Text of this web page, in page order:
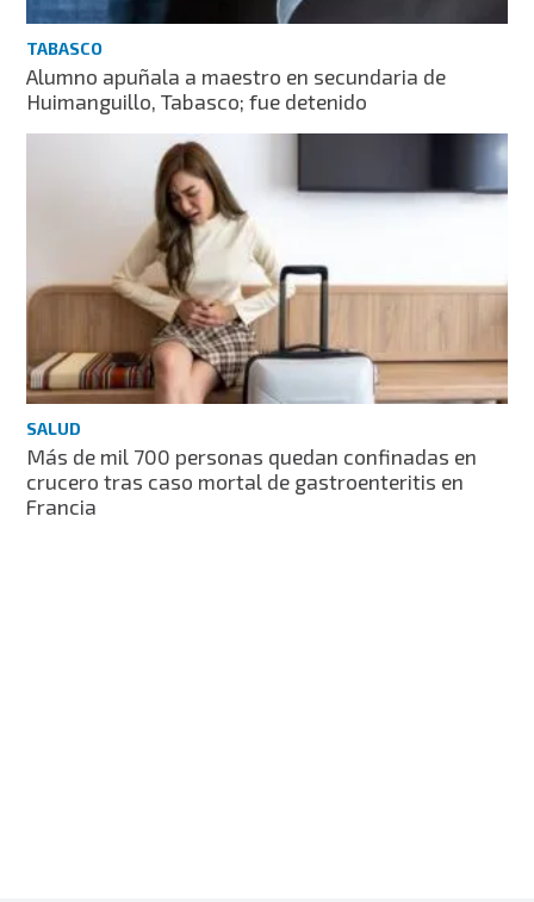
TABASCO
Alumno apuñala a maestro en secundaria de
Huimanguillo, Tabasco; fue detenido
SALUD
Más de mil 700 personas quedan confinadas en
crucero tras caso mortal de gastroenteritis en
Francia